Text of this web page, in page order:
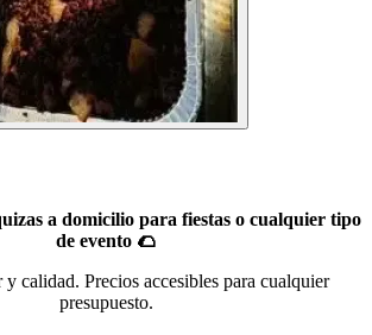
a domicilio para fiestas o cualquier tipo
de evento 🌮
y calidad. Precios accesibles para cualquier
presupuesto.